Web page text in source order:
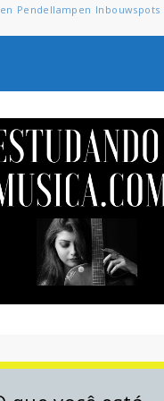
Pendellampen Inbouwspots